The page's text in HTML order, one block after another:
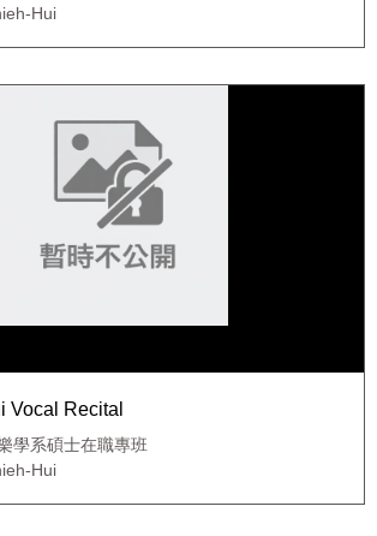
Hui
Vocal Recital
學系碩士在職專班
Hui